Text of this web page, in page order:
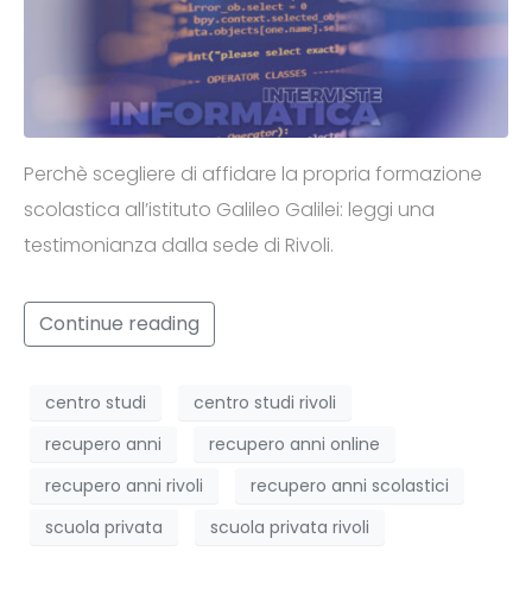
Perchè scegliere di affidare la propria formazione
scolastica all’istituto Galileo Galilei: leggi una
testimonianza dalla sede di Rivoli.
Continue reading
centro studi
centro studi rivoli
recupero anni
recupero anni online
recupero anni rivoli
recupero anni scolastici
scuola privata
scuola privata rivoli